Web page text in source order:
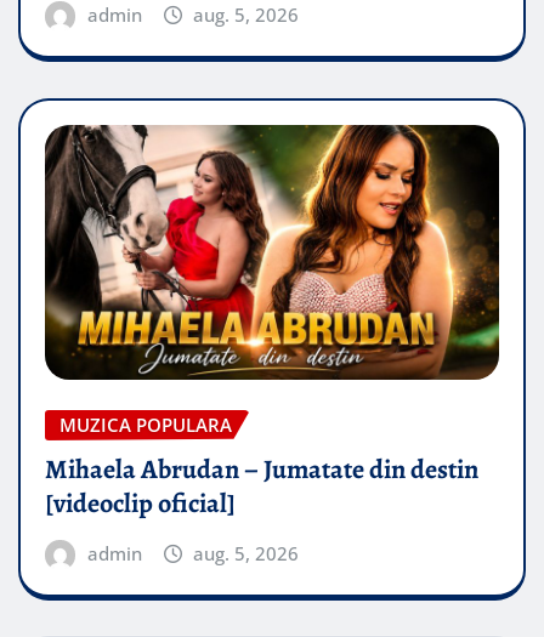
admin aug. 5, 2026
MUZICA POPULARA
Mihaela Abrudan – Jumatate din destin
[videoclip oficial]
admin aug. 5, 2026